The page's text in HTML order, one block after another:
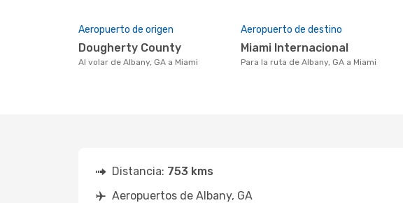
Aeropuerto de origen
Dougherty County
Al volar de Albany, GA a Miami
Aeropuerto de destino
Miami Internacional
Para la ruta de Albany, GA a Miami
Distancia: 753 kms
Aeropuertos de Albany, GA